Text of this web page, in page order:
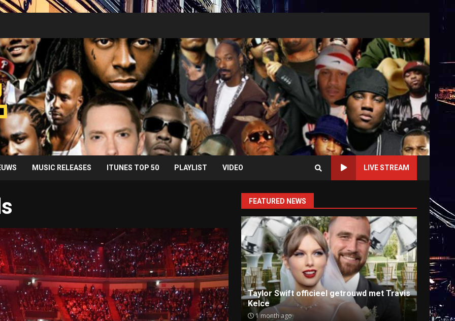
MUSIC RELEASES ITUNES TOP 50 PLAYLIST VIDEO LIVE STREAM
FEATURED NEWS
Taylor Swift officieel getrouwd met Travis
Kelce
1 month ago
Ray J klaagt Kim Kardashian aan om
sekstape
9 months ago
Anti-
9